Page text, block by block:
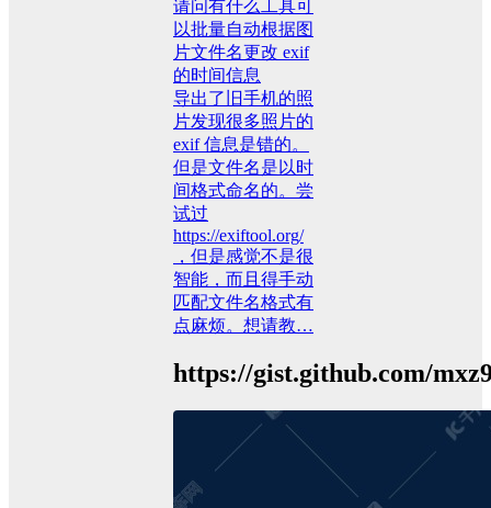
请问有什么工具可
以批量自动根据图
片文件名更改 exif
的时间信息
导出了旧手机的照
片发现很多照片的
exif 信息是错的。
但是文件名是以时
间格式命名的。尝
试过
https://exiftool.org/
，但是感觉不是很
智能，而且得手动
匹配文件名格式有
点麻烦。想请教…
https://gist.github.com/